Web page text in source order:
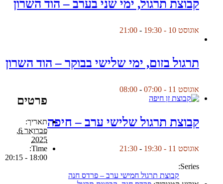
קבוצת תרגול, ימי שני בערב – הוד השרון
אוגוסט 10 - 19:30 -
21:00
תרגול בזום, ימי שלישי בבוקר – הוד השרון
אוגוסט 11 - 07:00 -
08:00
קבוצת תרגול שלישי ערב – חיפה
אוגוסט 11 - 19:30 -
21:30
פרטים
תאריך:
פברואר 6,
2025
Time:
18:00 - 20:15
Series:
קבוצת תרגול חמישי ערב – פרדס חנה